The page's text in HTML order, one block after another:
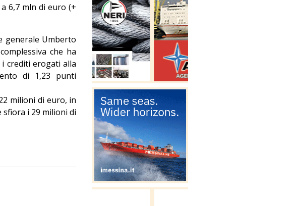
6,7 mln di euro (+
generale Umberto
che ha
crediti erogati alla
di 1,23 punti
milioni di euro, in
sfiora i 29 milioni di